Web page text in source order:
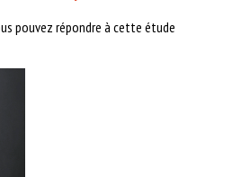
pouvez répondre à cette étude